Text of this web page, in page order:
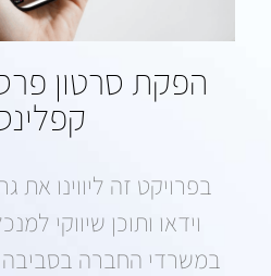
הפקת סרטון
בפרויקט זה ליווינו את
וידאו ותוכן שיווקי
במשרדי החברה בסביבה